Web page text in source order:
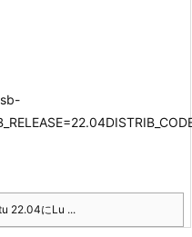
22.04にLu ...